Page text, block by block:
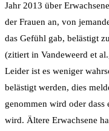
Jahr 2013 über
der Frauen an, von
das Gefühl gab, belästigt
(zitiert in Vandeweerd et
Leider ist es weniger
belästigt werden, dies
genommen wird oder dass
wird. Ältere Erwachsene